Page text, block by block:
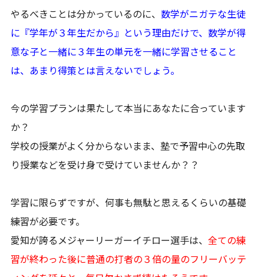
やるべきことは分かっているのに、数学がニガテな生徒
に『学年が３年生だから』という理由だけで、数学が得
意な子と一緒に３年生の単元を一緒に学習させること
は、あまり得策とは言えないでしょう。
今の学習プランは果たして本当にあなたに合っています
か？
学校の授業がよく分からないまま、塾で予習中心の先取
り授業などを受け身で受けていませんか？？
学習に限らずですが、何事も無駄と思えるくらいの基礎
練習が必要です。
愛知が誇るメジャーリーガーイチロー選手は、全ての練
習が終わった後に普通の打者の３倍の量のフリーバッテ